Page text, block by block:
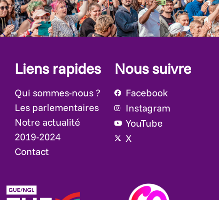
Liens rapides
Qui sommes-nous ?
Les parlementaires
Notre actualité
2019-2024
Contact
Nous suivre
Facebook
Instagram
YouTube
X